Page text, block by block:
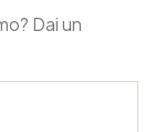
Dai un